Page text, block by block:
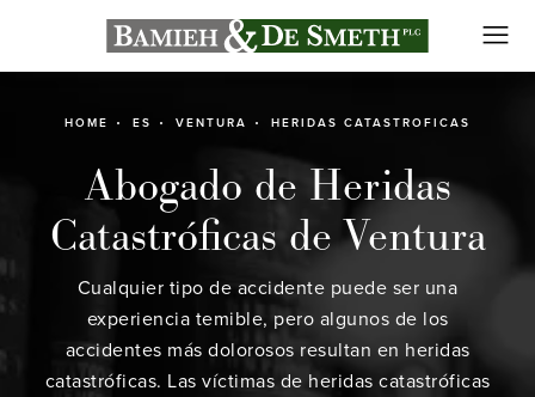
HOME ES VENTURA HERIDAS CATASTROFICAS
Abogado de Heridas
Catastróficas de Ventura
Cualquier tipo de accidente puede ser una
experiencia temible, pero algunos de los
accidentes más dolorosos resultan en heridas
catastróficas. Las víctimas de heridas catastróficas